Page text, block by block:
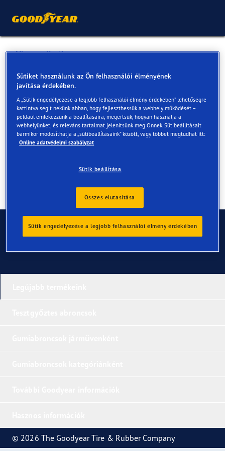
Vissza a listához
Barta 2000
Online és az üzletekben elérhető szolgáltatások
Elérhetőségek Szolgáltatások
Kapcsolat
© 2026 The Goodyear Tire & Rubber Company
Sütiket használunk az Ön felhasználói élményének
javítása érdekében.
A „Sütik engedélyezése a legjobb felhasználói élmény érdekében” lehetőségre
kattintva segít nekünk abban, hogy fejleszthessük a webhely működését –
például emlékezzünk a beállításaira, megértsük, hogyan használja a
webhelyünket, és releváns tartalmat jelenítsünk meg Önnek. Sütibeállításait
bármikor módosíthatja a „sütibeállításaink” között, vagy többet megtudhat itt:
Online adatvédelmi szabályzat
Sütik beállítása
Összes elutasítása
Sütik engedélyezése a legjobb felhasználói élmény érdekében